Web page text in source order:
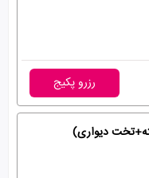
رزرو پکیج
دیواری)